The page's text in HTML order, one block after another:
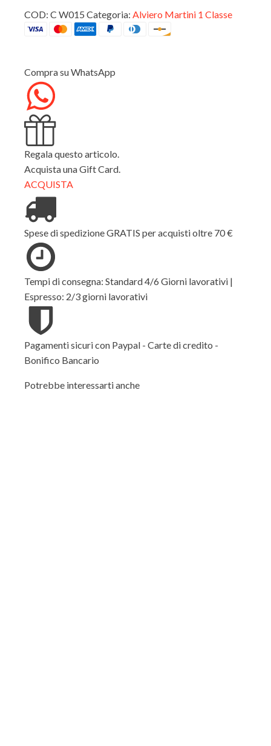
INTERNO
COD: C W015 Categoria: Alviero Martini 1 Classe
Compra su WhatsApp
Regala questo articolo.
Acquista una Gift Card.
ACQUISTA
Spese di spedizione GRATIS per acquisti oltre 70 €
Tempi di consegna: Standard 4/6 Giorni lavorativi |
Espresso: 2/3 giorni lavorativi
Pagamenti sicuri con Paypal - Carte di credito -
Bonifico Bancario
Potrebbe interessarti anche